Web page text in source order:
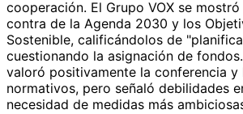
cooperación. El Grupo VOX se
contra de la Agenda 2030 y los
Sostenible, calificándolos de
cuestionando la asignación de
valoró positivamente la conferencia y
normativos, pero señaló debilidades
necesidad de medidas más